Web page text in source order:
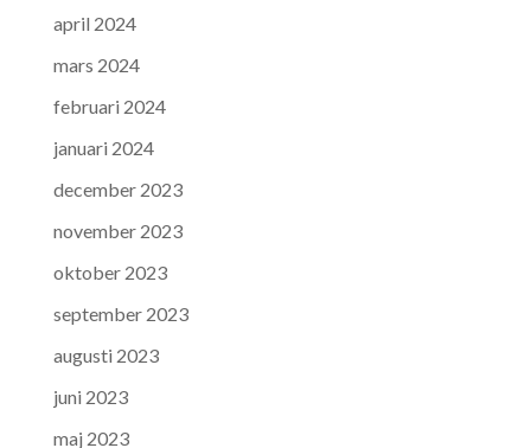
april 2024
mars 2024
februari 2024
januari 2024
december 2023
november 2023
oktober 2023
september 2023
augusti 2023
juni 2023
maj 2023